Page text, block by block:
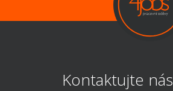
Kontaktujte nás